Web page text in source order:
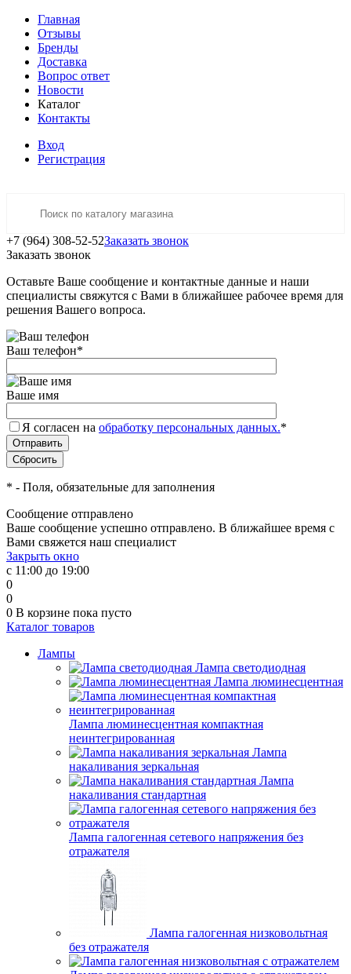
Главная
Отзывы
Бренды
Доставка
Вопрос ответ
Новости
Каталог
Контакты
Вход
Регистрация
+7 (964) 308-52-52Заказать звонок
Заказать звонок
Оставьте Ваше сообщение и контактные данные и наши
специалисты свяжутся с Вами в ближайшее рабочее время для
решения Вашего вопроса.
Ваш телефон*
Ваше имя
Я согласен на обработку персональных данных.*
* - Поля, обязательные для заполнения
Сообщение отправлено
Ваше сообщение успешно отправлено. В ближайшее время с
Вами свяжется наш специалист
Закрыть окно
с 11:00 до 19:00
0
0
0 В корзине пока пусто
Каталог товаров
Лампы
Лампа светодиодная
Лампа люминесцентная
Лампа люминесцентная компактная
неинтегрированная
Лампа
накаливания зеркальная
Лампа
накаливания стандартная
Лампа галогенная сетевого напряжения без
отражателя
Лампа галогенная низковольтная
без отражателя